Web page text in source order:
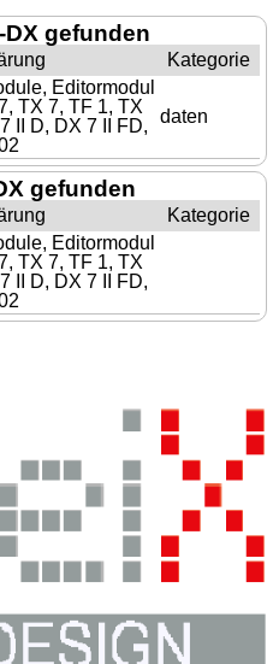
gefunden
Kategorie
Editormodul
TX 7, TF 1, TX
II D, DX 7 II FD,
daten
gefunden
Kategorie
Editormodul
TX 7, TF 1, TX
II D, DX 7 II FD,